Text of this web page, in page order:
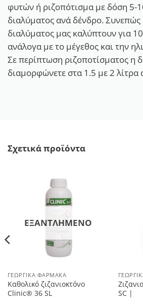
φυτών ή ριζοπότισμα με δόση 5-
διαλύματος ανά δένδρο. Συνεπώς
διαλύματος μας καλύπτουν για
ανάλογα με το μέγεθος και την
Σε περίπτωση ριζοποτίσματος η
διαμορφώνετε στα 1.5 με 2 λίτρα
Σχετικά προϊόντα
ΕΞΑΝΤΛΗΜΈΝΟ
ΓΕΩΡΓΙΚΆ ΦΆΡΜΑΚΑ
Καθολικό ζιζανιοκτόνο
Clinic® 36 SL
SC |